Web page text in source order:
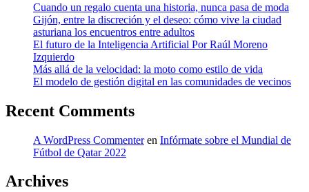
Cuando un regalo cuenta una historia, nunca pasa de moda
Gijón, entre la discreción y el deseo: cómo vive la ciudad
asturiana los encuentros entre adultos
El futuro de la Inteligencia Artificial Por Raúl Moreno
Izquierdo
Más allá de la velocidad: la moto como estilo de vida
El modelo de gestión digital en las comunidades de vecinos
Recent Comments
A WordPress Commenteren Infórmate sobre el Mundial de
Fútbol de Qatar 2022
Archives